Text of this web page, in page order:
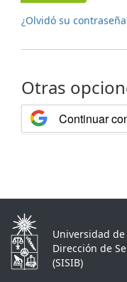
¿Olvidó su
Otras
Continuar
Universidad
Dirección de
(SISIB)